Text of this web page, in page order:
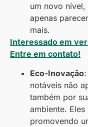
um novo
apenas
mais.
Interessado em
Entre em contato!
Eco-Inovação
notáveis não
também por
ambiente.
promovendo